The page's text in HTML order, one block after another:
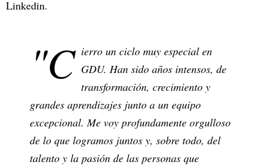
Linkedin.
"C ierro un ciclo muy especial en
GDU. Han sido años intensos, de
transformación, crecimiento y
grandes aprendizajes junto a un equipo
excepcional. Me voy profundamente orgulloso
de lo que logramos juntos y, sobre todo, del
talento y la pasión de las personas que